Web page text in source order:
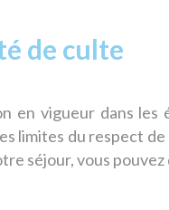
de culte
en vigueur dans
limites du respect
séjour, vous